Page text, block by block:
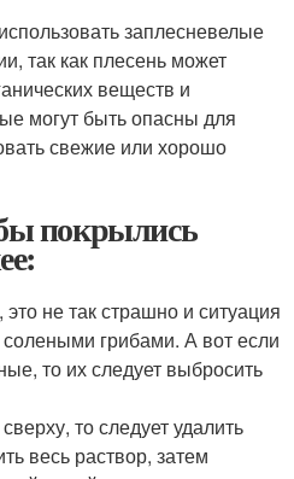
заплесневелые
так как плесень может
веществ и
могут быть опасны для
свежие или хорошо
покрылись
не так страшно и ситуация
грибами. А вот если
то их следует выбросить
то следует удалить
весь раствор, затем